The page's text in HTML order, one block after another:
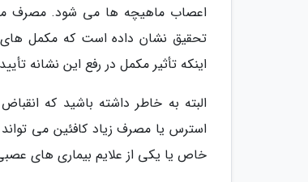
اعصاب ماهیچه ها می شود. مصرف
تحقیق نشان داده است که مکمل های
اینکه تأثیر مکمل در رفع این نشانه
البته به خاطر داشته باشید که
استرس یا مصرف زیاد کافئین می
خاص یا یکی از علایم بیماری های عصبی